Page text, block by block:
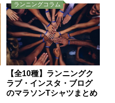
ランニングコラム
【全10種】ランニングク
ラブ・インスタ・ブログ
のマラソンTシャツまとめ